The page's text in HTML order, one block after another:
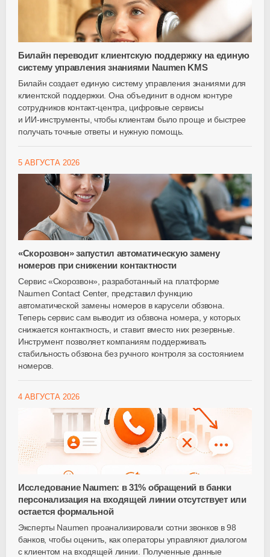
Билайн переводит клиентскую поддержку на единую
систему управления знаниями Naumen KMS
Билайн создает единую систему управления знаниями для
клиентской поддержки. Она объединит в одном контуре
сотрудников контакт-центра , цифровые сервисы
и ИИ-инструменты , чтобы клиентам было проще и быстрее
получать точные ответы и нужную помощь.
5 АВГУСТА 2026
«Скорозвон» запустил автоматическую замену
номеров при снижении контактности
Сервис «Скорозвон», разработанный на платформе
Naumen Contact Center, представил функцию
автоматической замены номеров в карусели обзвона.
Теперь сервис сам выводит из обзвона номера, у которых
снижается контактность, и ставит вместо них резервные.
Инструмент позволяет компаниям поддерживать
стабильность обзвона без ручного контроля за состоянием
номеров.
4 АВГУСТА 2026
Исследование Naumen: в 31% обращений в банки
персонализация на входящей линии отсутствует или
остается формальной
Эксперты Naumen проанализировали сотни звонков в 98
банков, чтобы оценить, как операторы управляют диалогом
с клиентом на входящей линии. Полученные данные